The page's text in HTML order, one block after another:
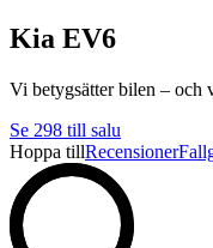
Kia EV6
Vi betygsätter bilen – och
Se 298 till salu
Hoppa tillRecensioner